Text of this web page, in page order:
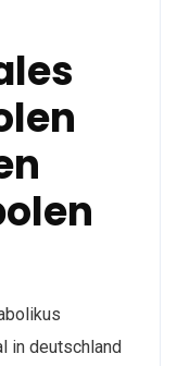
in deutschland